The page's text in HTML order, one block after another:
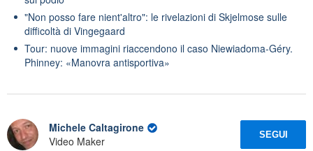
"Non posso fare nient'altro": le rivelazioni di Skjelmose sulle
difficoltà di Vingegaard
Tour: nuove immagini riaccendono il caso Niewiadoma-Géry.
Phinney: «Manovra antisportiva»
Michele Caltagirone
Video Maker
SEGUI